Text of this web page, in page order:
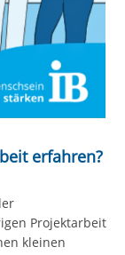
erfahren?
Projektarbeit
kleinen